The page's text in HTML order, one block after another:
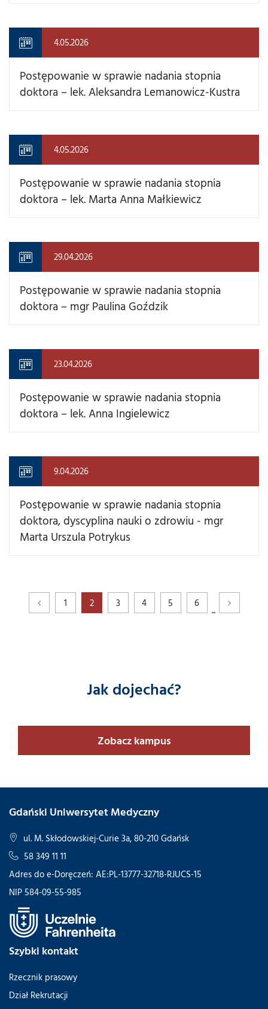
4.05.2026
Postępowanie w sprawie nadania stopnia
doktora – lek. Aleksandra Lemanowicz-Kustra
4.05.2026
Postępowanie w sprawie nadania stopnia
doktora – lek. Marta Anna Małkiewicz
29.04.2026
Postępowanie w sprawie nadania stopnia
doktora – mgr Paulina Goździk
23.04.2026
Postępowanie w sprawie nadania stopnia
doktora – lek. Anna Ingielewicz
9.04.2026
Postępowanie w sprawie nadania stopnia
doktora, dyscyplina nauki o zdrowiu - mgr
Marta Urszula Potrykus
1 2 3 4 5 6
...
Jak dojechać?
Zobacz kampus
Gdański Uniwersytet Medyczny
ul. M. Skłodowskiej-Curie 3a, 80-210 Gdańsk
58 349 11 11
Adres do e-Doręczeń: AE:PL-13777-32718-RJUCS-15
NIP 584-09-55-985
Szybki kontakt
Rzecznik prasowy
Dział Rekrutacji